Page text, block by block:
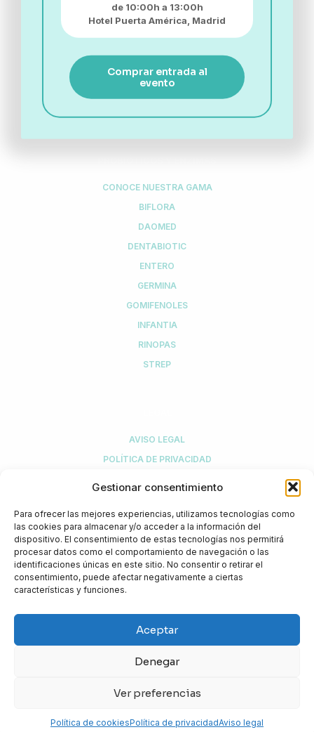
Gestionar consentimiento
Para ofrecer las mejores experiencias, utilizamos tecnologías como
las cookies para almacenar y/o acceder a la información del
dispositivo. El consentimiento de estas tecnologías nos permitirá
procesar datos como el comportamiento de navegación o las
identificaciones únicas en este sitio. No consentir o retirar el
consentimiento, puede afectar negativamente a ciertas
características y funciones.
Aceptar
Denegar
Ver preferencias
Política de cookiesPolítica de privacidadAviso legal
actividades de Biotical Health, S.L.U.
CONOCE NUESTRA GAMA
BIFLORA
DAOMED
DENTABIOTIC
ENTERO
GERMINA
GOMIFENOLES
INFANTIA
RINOPAS
STREP
AVISO LEGAL
POLÍTICA DE PRIVACIDAD
MI CUENTA
¿NECESITAS AYUDA?
+34 916 774 308
Biotical Health, S.L.U.
C/ Sierra de Guadarrama, 1
Kudos Innovation Campus San Fernando
© 2026 Probactis
de 10:00h a 13:00h
Hotel Puerta América, Madrid
Comprar entrada al
evento